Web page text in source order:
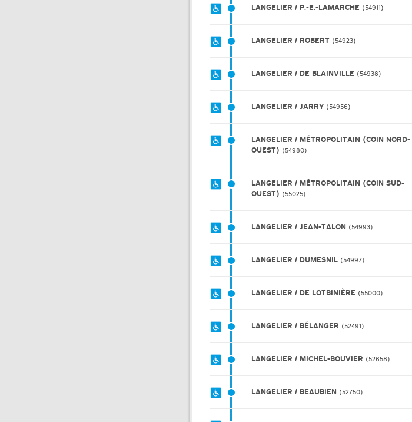
LANGELIER / P.-E.-LAMARCHE 54911
LANGELIER / ROBERT 54923
LANGELIER / DE BLAINVILLE 54938
LANGELIER / JARRY 54956
LANGELIER / MÉTROPOLITAIN (COIN NORD-
OUEST)
54980
LANGELIER / MÉTROPOLITAIN (COIN SUD-
OUEST)
55025
LANGELIER / JEAN-TALON 54993
LANGELIER / DUMESNIL 54997
LANGELIER / DE LOTBINIÈRE 55000
LANGELIER / BÉLANGER 52491
LANGELIER / MICHEL-BOUVIER 52658
LANGELIER / BEAUBIEN 52750